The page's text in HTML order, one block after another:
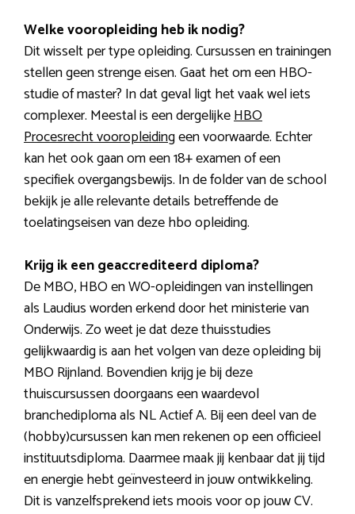
Welke vooropleiding heb ik nodig?
Dit wisselt per type opleiding. Cursussen en trainingen
stellen geen strenge eisen. Gaat het om een HBO-
studie of master? In dat geval ligt het vaak wel iets
complexer. Meestal is een dergelijkeHBO
Procesrecht vooropleidingeen voorwaarde. Echter
kan het ook gaan om een 18+ examen of een
specifiek overgangsbewijs. In de folder van de school
bekijk je alle relevante details betreffende de
toelatingseisen van deze hbo opleiding.
Krijg ik een geaccrediteerd diploma?
De MBO, HBO en WO-opleidingen van instellingen
als Laudius worden erkend door het ministerie van
Onderwijs. Zo weet je dat deze thuisstudies
gelijkwaardig is aan het volgen van deze opleiding bij
MBO Rijnland. Bovendien krijg je bij deze
thuiscursussen doorgaans een waardevol
branchediploma als NL Actief A. Bij een deel van de
(hobby)cursussen kan men rekenen op een officieel
instituutsdiploma. Daarmee maak jij kenbaar dat jij tijd
en energie hebt geïnvesteerd in jouw ontwikkeling.
Dit is vanzelfsprekend iets moois voor op jouw CV.